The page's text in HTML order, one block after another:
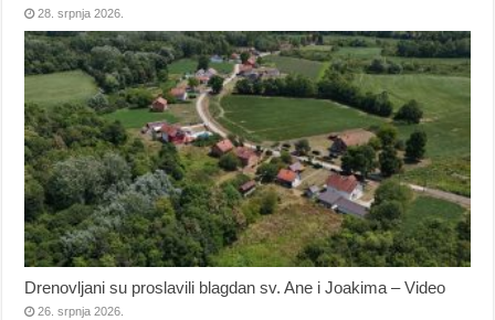
28. srpnja 2026.
Drenovljani su proslavili blagdan sv. Ane i Joakima – Video
26. srpnja 2026.